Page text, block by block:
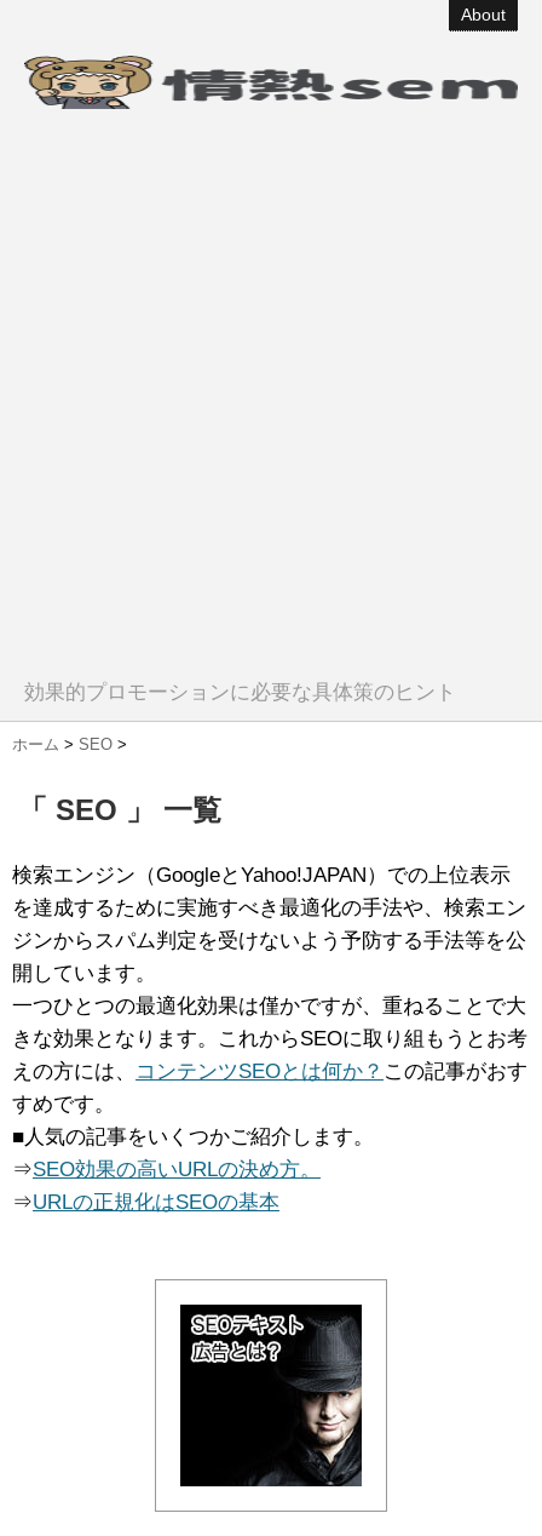
About
効果的プロモーションに必要な具体策のヒント
ホーム > SEO >
「 SEO 」 一覧
検索エンジン（GoogleとYahoo!JAPAN）での上位表示
を達成するために実施すべき最適化の手法や、検索エン
ジンからスパム判定を受けないよう予防する手法等を公
開しています。
一つひとつの最適化効果は僅かですが、重ねることで大
きな効果となります。これからSEOに取り組もうとお考
えの方には、
コンテンツSEOとは何か？ この記事がおす
すめです。
■人気の記事をいくつかご紹介します。
⇒SEO効果の高いURLの決め方。
⇒URLの正規化はSEOの基本